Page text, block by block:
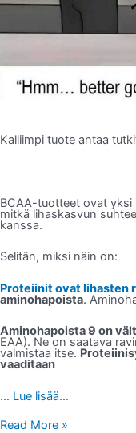
Kalliimpi tuote antaa
BCAA-tuotteet ovat yksi
mitkä lihaskasvun
kanssa.
Selitän, miksi näin on:
Proteiinit ovat lihasten
aminohapoista.
Aminohapoista 9 on
EAA). Ne on saatava
valmistaa itse.
vaaditaan
… Lue lisää...
Read More »